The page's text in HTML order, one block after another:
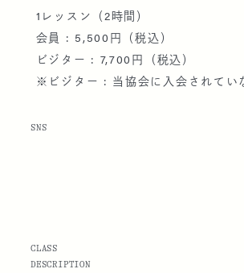
1レッスン（2時間）
会員 : 5,500円（税込）
ビジター : 7,700円（税込）
※ビジター : 当協会に入会されてい
SNS
CLASS
DESCRIPTION